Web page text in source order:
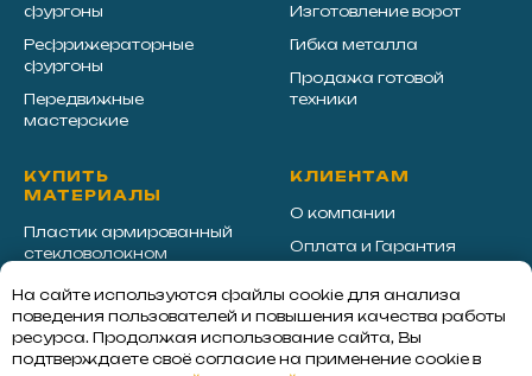
На сайте используются файлы cookie для анализа
поведения пользователей и повышения качества работы
ресурса. Продолжая использование сайта, Вы
подтверждаете своё согласие на применение cookie в
фургоны
Рефрижераторные
фургоны
Передвижные
мастерские
Изготовление ворот
Гибка металла
Продажа готовой
техники
КУПИТЬ
МАТЕРИАЛЫ
Пластик армированный
стекловолокном
Экструдированный
пенополистирол
Сэндвич панели для
фургонов
КЛИЕНТАМ
О компании
Оплата и Гарантия
Контакты
Реквизиты